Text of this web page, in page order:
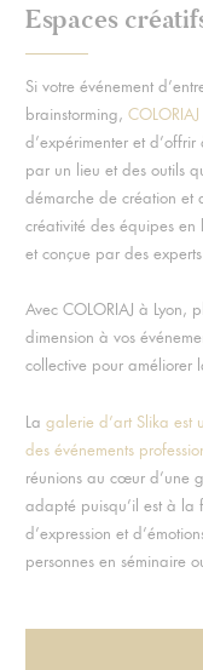
Espaces
Si votre événement
brainstorming, COLORIAJ
d’expérimenter et
par un lieu et des outils
démarche de création et
créativité des équipes
et conçue par des
Avec COLORIAJ à Lyon,
dimension à vos
collective pour améliorer
La galerie d’art Slika est
des événements
réunions au cœur d’une
adapté puisqu’il est à la
d’expression et
personnes en séminaire